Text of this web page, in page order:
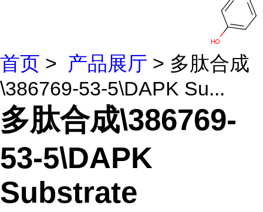
首页 > 产品展厅 > 多肽合成
\386769-53-5\DAPK Su...
多肽合成\386769-
53-5\DAPK
Substrate